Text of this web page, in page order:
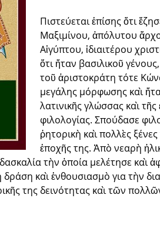
Πιστεύεται ἐπίσης ὅτι
Μαξιμίνου, ἀπόλυτου
Αἰγύπτου, ἰδιαιτέρου
ὅτι ἤταν βασιλικοῦ
τοῦ ἀριστοκράτη τότε
μεγάλης μόρφωσης καὶ
λατινικῆς γλώσσας καὶ τῆς
φιλολογίας. Σπούδασε
ῥητορικὴ καὶ πολλὲς
ἐποχῆς της. Ἀπὸ νεαρὴ
τὴν ὁποία μελέτησε καὶ
καὶ ἐνθουσιασμὸ για τὴν
της δεινότητας καὶ τῶν